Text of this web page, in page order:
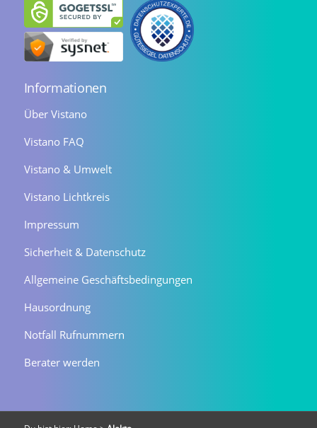
Informationen
Über Vistano
Vistano FAQ
Vistano & Umwelt
Vistano Lichtkreis
Impressum
Sicherheit & Datenschutz
Allgemeine Geschäftsbedingungen
Hausordnung
Notfall Rufnummern
Berater werden